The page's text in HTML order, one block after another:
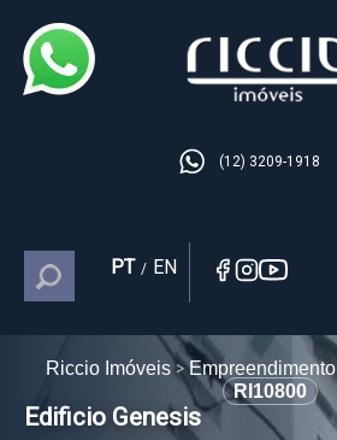
(12) 3209-1918
PT / EN
Riccio Imóveis Empreendimento
RI10800
Edificio Genesis